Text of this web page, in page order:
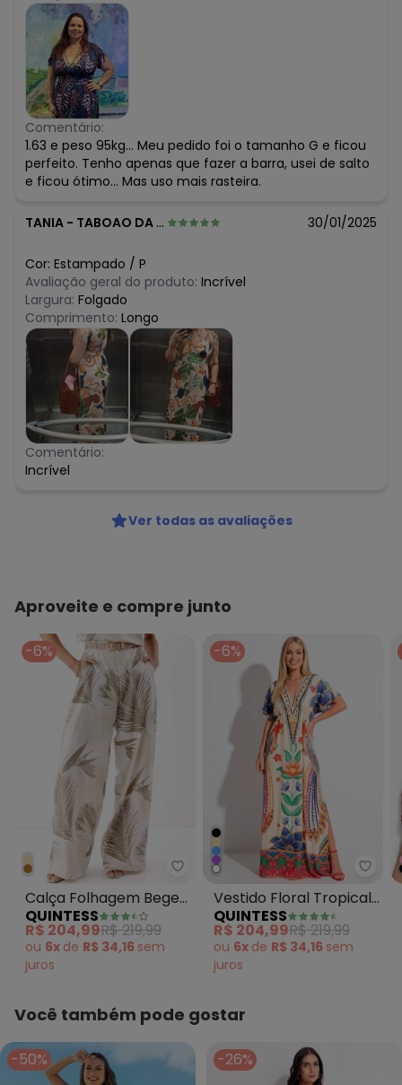
Comentário:
1.63 e peso 95kg... Meu pedido foi o tamanho G e ficou
perfeito. Tenho apenas que fazer a barra, usei de salto
e ficou ótimo... Mas uso mais rasteira.
TANIA - TABOAO DA SERRA - SP 30/01/2025
Cor: Estampado / P
Avaliação geral do produto: Incrível
Largura: Folgado
Comprimento: Longo
Comentário:
Incrível
Ver todas as avaliações
Aproveite e compre junto
-6%
Quintess - Calça Folhagem
Calça Folhagem Bege
em Linho
QUINTESS
R$ 204,99R$ 219,99
ou 6x de R$ 34,16 sem
juros
-6%
Vestido Floral Tropical
em Malha Fria
QUINTESS
R$ 204,99R$ 219,99
ou 6x de R$ 34,16 sem
juros
Você também pode gostar
-50% -26%